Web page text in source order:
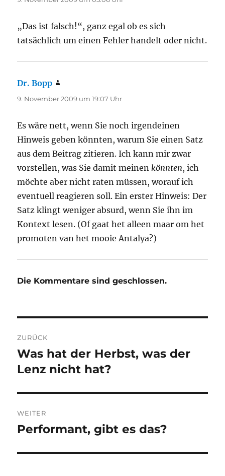
„Das ist falsch!“, ganz egal ob es sich
tatsächlich um einen Fehler handelt oder nicht.
Dr. Bopp
9. November 2009 um 19:07 Uhr
Es wäre nett, wenn Sie noch irgendeinen
Hinweis geben könnten, warum Sie einen Satz
aus dem Beitrag zitieren. Ich kann mir zwar
vorstellen, was Sie damit meinenkönnten, ich
möchte aber nicht raten müssen, worauf ich
eventuell reagieren soll. Ein erster Hinweis: Der
Satz klingt weniger absurd, wenn Sie ihn im
Kontext lesen. (Of gaat het alleen maar om het
promoten van het mooie Antalya?)
Die Kommentare sind geschlossen.
ZURÜCK
Vorheriger
Beitrag:
Was hat der Herbst, was der
Lenz nicht hat?
WEITER
Nächster
Performant, gibt es das?